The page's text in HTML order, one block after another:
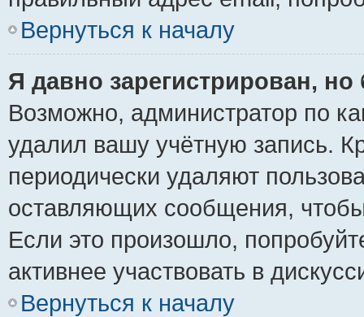
Вернуться к началу
Я давно зарегистрирован,
Возможно, администратор по
удалил вашу учётную запись.
периодически удаляют
оставляющих сообщения,
Если это произошло,
активнее участвовать в
Вернуться к началу